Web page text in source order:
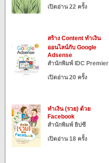
เปิดอ่าน 22 ครั้ง
สร้าง Content ทำเงิน
ออนไลน์กับ Google
Adsense
สำนักพิมพ์ IDC Premier
เปิดอ่าน 20 ครั้ง
ทำเงิน (รวย) ด้วย
Facebook
สำนักพิมพ์ ยิปซี
เปิดอ่าน 18 ครั้ง